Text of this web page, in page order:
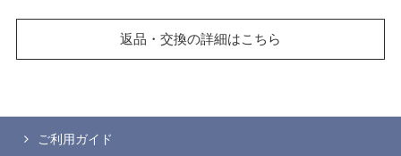
返品・交換の詳細はこちら
ご利用ガイド